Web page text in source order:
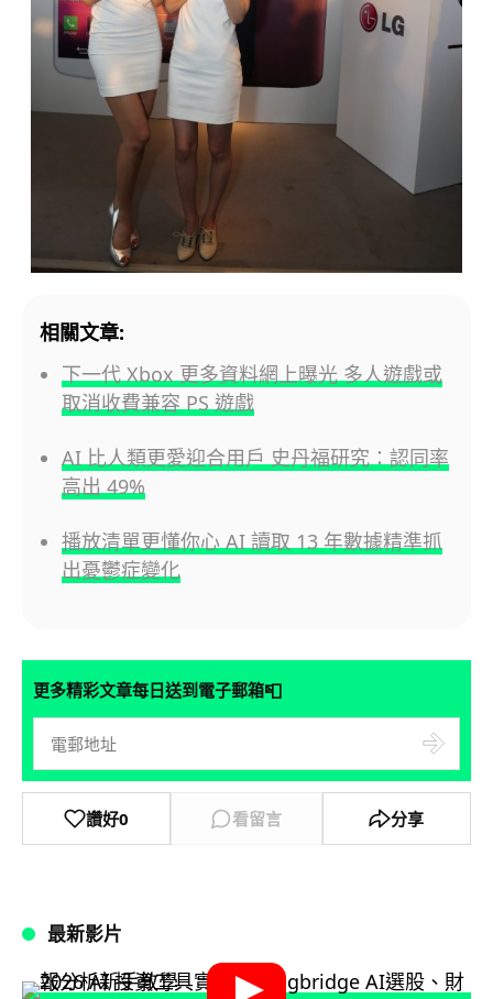
相關文章:
下一代 Xbox 更多資料網上曝光 多人遊戲或
取消收費兼容 PS 遊戲
AI 比人類更愛迎合用戶 史丹福研究：認同率
高出 49%
播放清單更懂你心 AI 讀取 13 年數據精準抓
出憂鬱症變化
更多精彩文章每日送到電子郵箱📮
讚好0 看留言 分享
最新影片